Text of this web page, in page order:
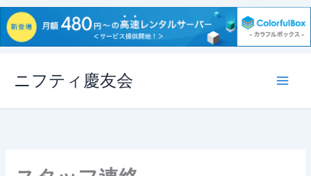
ス
ニフティ慶友会